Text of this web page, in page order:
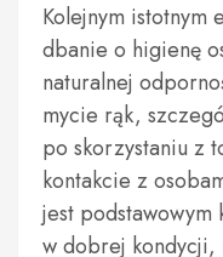
Kolejnym istotnym
dbanie o higienę
naturalnej
mycie rąk,
po skorzystaniu z
kontakcie z
jest
w dobrej kondycji,